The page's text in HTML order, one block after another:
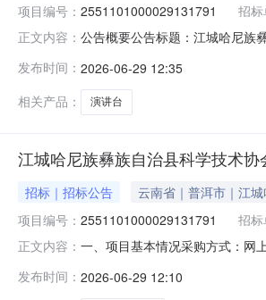
项目编号： 2551101000029131791 招标
正文内容： 公告概要公告标题：江城哈尼族
技术协会关于演讲台的网上超市
发布时间： 2026-06-29 12:35
相关产品：
演讲台
江城哈尼族彝族自治县科学技术
招标｜招标公告 云南省｜普洱市｜江
项目编号： 2551101000029131791 招标
正文内容： 一、项目基本情况采购方式：网
销售属性：颜色分类：原木色产
发布时间： 2026-06-29 12:10